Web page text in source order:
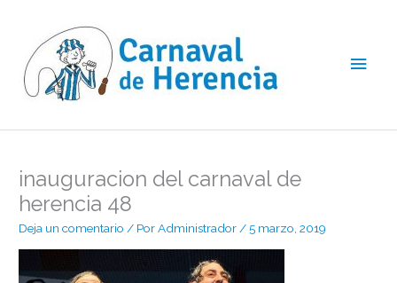
contenido
inauguracion del carnaval de
herencia 48
Deja un comentario / PorAdministrador/5 marzo, 2019